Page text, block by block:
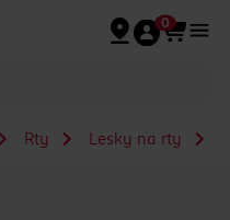
0
Rty Lesky na rty